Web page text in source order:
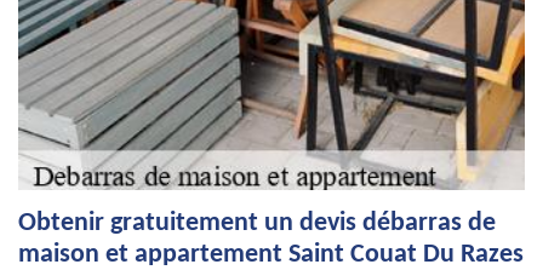
Obtenir gratuitement un devis débarras de
maison et appartement Saint Couat Du Razes